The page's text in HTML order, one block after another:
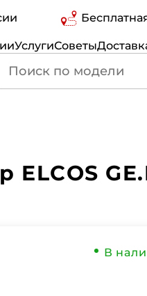
Бесплатная
УслугиСоветы
ELCOS
В